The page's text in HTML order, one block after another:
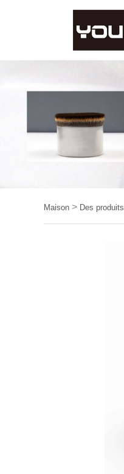
Maison > Des produits